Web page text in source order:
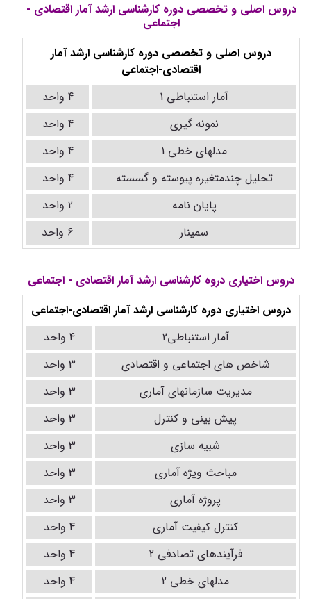
دروس اصلی و تخصصی دوره کارشناسی ارشد آمار اقتصادی -
اجتماعی
دروس اصلی و تخصصی دوره کارشناسی ارشد آمار
اقتصادی-اجتماعی
آمار استنباطی 1
4 واحد
نمونه گیری
4 واحد
مدلهای خطی 1
4 واحد
تحلیل چندمتغیره پیوسته و گسسته
4 واحد
پایان نامه
2 واحد
سمینار
6 واحد
دروس اختیاری دروه کارشناسی ارشد آمار اقتصادی - اجتماعی
دروس اختیاری دوره کارشناسی ارشد آمار اقتصادی-اجتماعی
آمار استنباطی2
4 واحد
شاخص های اجتماعی و اقتصادی
3 واحد
مدیریت سازمانهای آماری
3 واحد
پیش بینی و کنترل
3 واحد
شبیه سازی
3 واحد
مباحث ویژه آماری
3 واحد
پروژه آماری
3 واحد
کنترل کیفیت آماری
4 واحد
فرآیندهای تصادفی 2
4 واحد
مدلهای خطی 2
4 واحد